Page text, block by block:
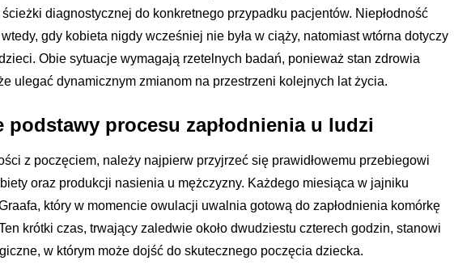
diagnostycznej do konkretnego przypadku pacjentów. Niepłodność
gdy kobieta nigdy wcześniej nie była w ciąży, natomiast wtórna dotyczy
Obie sytuacje wymagają rzetelnych badań, ponieważ stan zdrowia
ulegać dynamicznym zmianom na przestrzeni kolejnych lat życia.
podstawy procesu zapłodnienia u ludzi
z poczęciem, należy najpierw przyjrzeć się prawidłowemu przebiegowi
oraz produkcji nasienia u mężczyzny. Każdego miesiąca w jajniku
który w momencie owulacji uwalnia gotową do zapłodnienia komórkę
krótki czas, trwający zaledwie około dwudziestu czterech godzin, stanowi
w którym może dojść do skutecznego poczęcia dziecka.